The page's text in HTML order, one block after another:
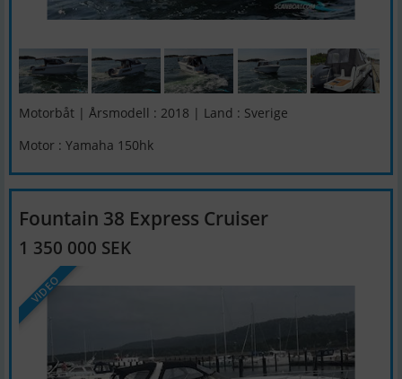
Motorbåt | Årsmodell : 2018 | Land : Sverige
Motor : Yamaha 150hk
Fountain 38 Express Cruiser
1 350 000 SEK
VIDEO